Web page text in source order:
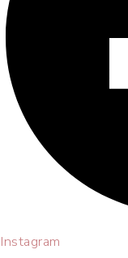
Instagram